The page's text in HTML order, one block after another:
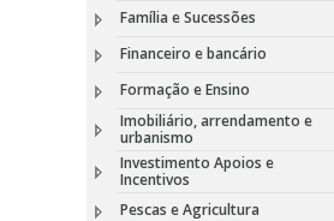
Família e Sucessões
Financeiro e bancário
Formação e Ensino
Imobiliário, arrendamento e
urbanismo
Investimento Apoios e
Incentivos
Pescas e Agricultura